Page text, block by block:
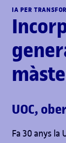
IA PER
UOC,
Fa 30 anys la